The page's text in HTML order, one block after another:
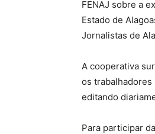
FENAJ sobre a
Estado de
Jornalistas de
A cooperativa
os trabalhadores
editando
Para participar